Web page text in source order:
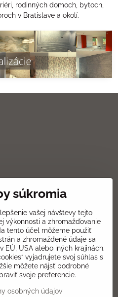
rodinných domoch, bytoch,
v Bratislave a okolí.
súkromia
vašej návštevy tejto
výkonnosti a zhromažďovanie
tento účel môžeme použiť
a zhromaždené údaje sa
EÚ, USA alebo iných krajinách.
vyjadrujete svoj súhlas s
môžete nájsť podrobné
svoje preferencie.
osobných údajov